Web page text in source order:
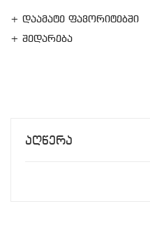
+ დაამატე ფავორიტებში
+ შედარება
Აღწერა